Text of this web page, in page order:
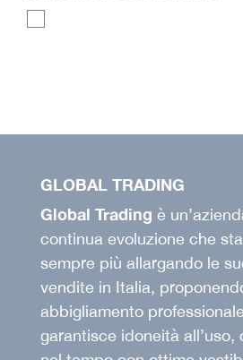
GLOBAL TRADING
Global Trading è
continua evoluzione che sta
sempre più allargando le
vendite in Italia,
abbigliamento
garantisce idoneità all’uso,